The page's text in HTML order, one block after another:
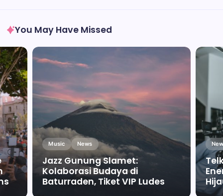
You May Have Missed
Music News
Jazz Gunung Slamet:
Kolaborasi Budaya di
Baturraden, Tiket VIP Ludes